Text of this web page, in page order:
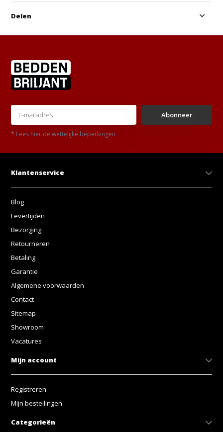
Delen
Abonneer
* Lees hier de wettelijke beperkingen
Klantenservice
Blog
Levertijden
Bezorging
Retourneren
Betaling
Garantie
Algemene voorwaarden
Contact
Sitemap
Showroom
Vacatures
Mijn account
Registreren
Mijn bestellingen
Categorieën